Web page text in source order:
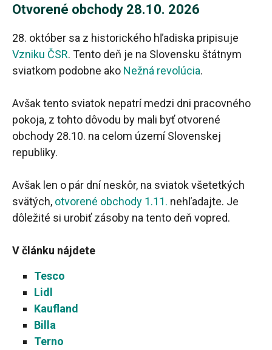
Otvorené obchody 28.10. 2026
28. október sa z historického hľadiska pripisuje
Vzniku ČSR. Tento deň je na Slovensku štátnym
sviatkom podobne ako Nežná revolúcia.
Avšak tento sviatok nepatrí medzi dni pracovného
pokoja, z tohto dôvodu by mali byť otvorené
obchody 28.10. na celom území Slovenskej
republiky.
Avšak len o pár dní neskôr, na sviatok všetetkých
svätých, otvorené obchody 1.11. nehľadajte. Je
dôležité si urobiť zásoby na tento deň vopred.
V článku nájdete
Tesco
Lidl
Kaufland
Billa
Terno